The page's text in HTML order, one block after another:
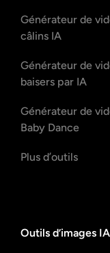
Générateur de
câlins IA
Générateur de
baisers par IA
Générateur de
Baby Dance
Plus d’outils
Outils d’images IA